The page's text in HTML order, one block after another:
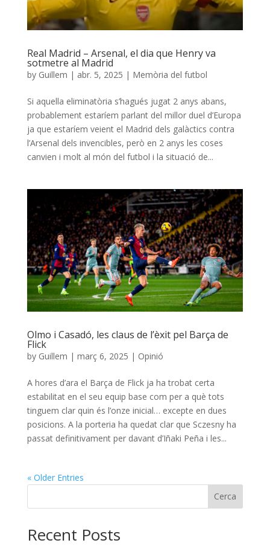
Real Madrid – Arsenal, el dia que Henry va
sotmetre al Madrid
by Guillem | abr. 5, 2025 | Memòria del futbol
Si aquella eliminatòria s’hagués jugat 2 anys abans,
probablement estaríem parlant del millor duel d’Europa
ja que estaríem veient el Madrid dels galàctics contra
l’Arsenal dels invencibles, però en 2 anys les coses
canvien i molt al món del futbol i la situació de...
Olmo i Casadó, les claus de l’èxit pel Barça de
Flick
by Guillem | març 6, 2025 | Opinió
A hores d’ara el Barça de Flick ja ha trobat certa
estabilitat en el seu equip base com per a què tots
tinguem clar quin és l’onze inicial… excepte en dues
posicions. A la porteria ha quedat clar que Sczesny ha
passat definitivament per davant d’Iñaki Peña i les...
« Older Entries
Cerca
Recent Posts